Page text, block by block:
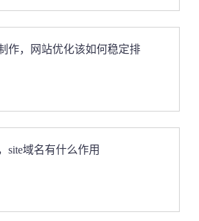
作，网站优化该如何稳定排
site域名有什么作用